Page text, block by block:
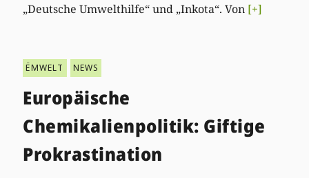
„Deutsche Umwelthilfe“ und „Inkota“. Von [+]
ËMWELT NEWS
Europäische
Chemikalienpolitik: Giftige
Prokrastination